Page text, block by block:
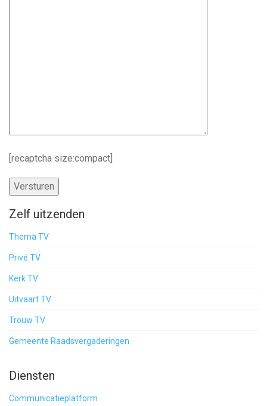
[recaptcha size:compact]
Zelf uitzenden
Thema TV
Privé TV
Kerk TV
Uitvaart TV
Trouw TV
Gemeente Raadsvergaderingen
Diensten
Communicatieplatform